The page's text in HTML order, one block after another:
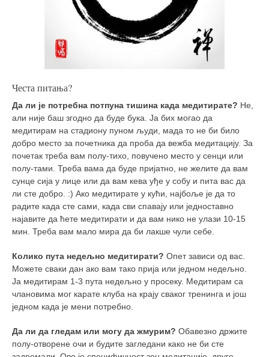
Честа питања?
Да ли је потребна потпуна тишина када медитирате? Не,
али није баш згодно да буде бука. Ја бих могао да
медитирам на стадиону пуном људи, мада то не би било
добро место за почетника да проба да вежба медитацију. За
почетак треба вам полу-тихо, повучено место у сенци или
полу-тами. Треба вама да буде пријатно, не желите да вам
сунце сија у лице или да вам кева уђе у собу и пита вас да
ли сте добро. :) Ако медитирате у кући, најбоље је да то
радите када сте сами, када сви спавају или једноставно
најавите да ћете медитирати и да вам нико не улази 10-15
мин. Треба вам мало мира да би лакше чули себе.
Колико пута недељно медитирати? Опет зависи од вас.
Можете сваки дан ако вам тако прија или једном недељно.
Ја медитирам 1-3 пута недељно у просеку. Медитирам са
члановима мог карате клуба на крају сваког тренинга и још
једном када је мени потребно.
Да ли да гледам или могу да жмурим? Обавезно држите
полу-отворене очи и будите загледани како не би сте